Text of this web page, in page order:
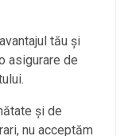
tău și
asigurare de
și de
nu acceptăm